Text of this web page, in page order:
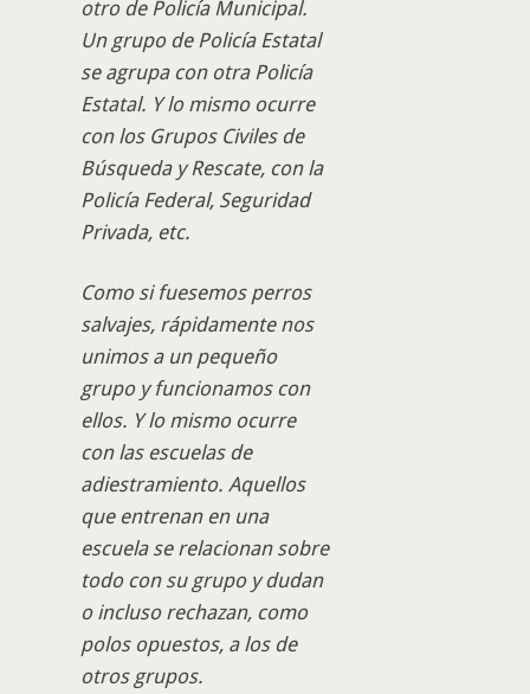
otro de Policía Municipal.
Un grupo de Policía Estatal
se agrupa con otra Policía
Estatal. Y lo mismo ocurre
con los Grupos Civiles de
Búsqueda y Rescate, con la
Policía Federal, Seguridad
Privada, etc.
Como si fuesemos perros
salvajes, rápidamente nos
unimos a un pequeño
grupo y funcionamos con
ellos. Y lo mismo ocurre
con las escuelas de
adiestramiento. Aquellos
que entrenan en una
escuela se relacionan sobre
todo con su grupo y dudan
o incluso rechazan, como
polos opuestos, a los de
otros grupos.